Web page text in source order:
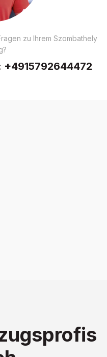
zu Ihrem Szombathely
+4915792644472